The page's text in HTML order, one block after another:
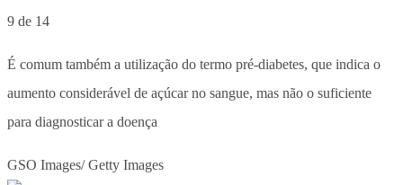
9 de 14
É comum também a utilização do termo pré-diabetes, que indica o
aumento considerável de açúcar no sangue, mas não o suficiente
para diagnosticar a doença
GSO Images/ Getty Images